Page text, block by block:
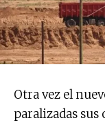
Otra vez el
paralizadas sus